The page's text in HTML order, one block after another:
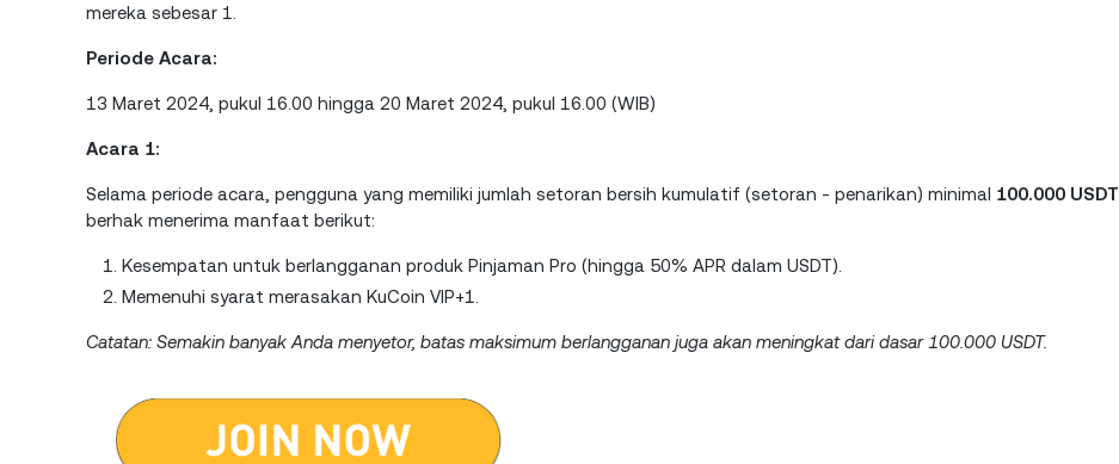
mereka sebesar 1.
Periode Acara:
13 Maret 2024, pukul 16.00 hingga 20 Maret 2024, pukul 16.00 (WIB)
Acara 1:
Selama periode acara, pengguna yang memiliki jumlah setoran bersih kumulatif (setoran - penarikan) minimal 100.000 USDT
berhak menerima manfaat berikut:
Kesempatan untuk berlangganan produk Pinjaman Pro (hingga 50% APR dalam USDT).
Memenuhi syarat merasakan KuCoin VIP+1.
Catatan: Semakin banyak Anda menyetor, batas maksimum berlangganan juga akan meningkat dari dasar 100.000 USDT.